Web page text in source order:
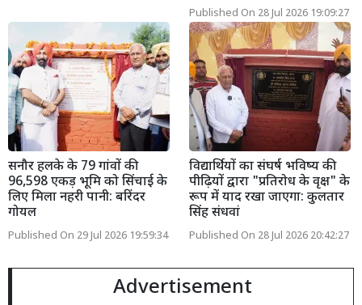
Published On 28 Jul 2026 19:09:27
सनौर हलके के 79 गांवों की
96,598 एकड़ भूमि को सिंचाई के
लिए मिला नहरी पानी: बरिंदर
गोयल
Published On 29 Jul 2026 19:59:34
विद्यार्थियों का संघर्ष भविष्य की
पीढ़ियों द्वारा "प्रतिरोध के वृक्ष" के
रूप में याद रखा जाएगा: कुलतार
सिंह संधवां
Published On 28 Jul 2026 20:42:27
Advertisement